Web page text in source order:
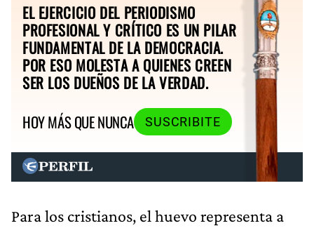
EL EJERCICIO DEL PERIODISMO
PROFESIONAL Y CRÍTICO ES UN PILAR
FUNDAMENTAL DE LA DEMOCRACIA.
POR ESO MOLESTA A QUIENES CREEN
SER LOS DUEÑOS DE LA VERDAD.
HOY MÁS QUE NUNCA
SUSCRIBITE
Para los cristianos, el huevo representa a